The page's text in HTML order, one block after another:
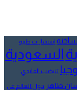
ساخنة إستشارات طبية
السعودية
تنيضب الفايدي
طاهر حول العالم في